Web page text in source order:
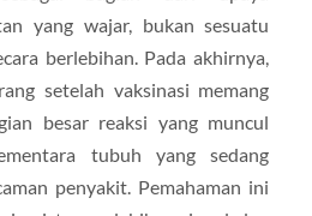
yang wajar, bukan sesuatu
berlebihan. Pada akhirnya,
setelah vaksinasi memang
besar reaksi yang muncul
tubuh yang sedang
penyakit. Pemahaman ini